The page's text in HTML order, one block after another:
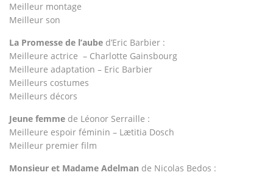
Meilleur montage
Meilleur son
La Promesse de l’aube d’Eric Barbier :
Meilleure actrice – Charlotte Gainsbourg
Meilleure adaptation – Eric Barbier
Meilleurs costumes
Meilleurs décors
Jeune femme de Léonor Serraille :
Meilleure espoir féminin – Lætitia Dosch
Meilleur premier film
Monsieur et Madame Adelman de Nicolas Bedos :